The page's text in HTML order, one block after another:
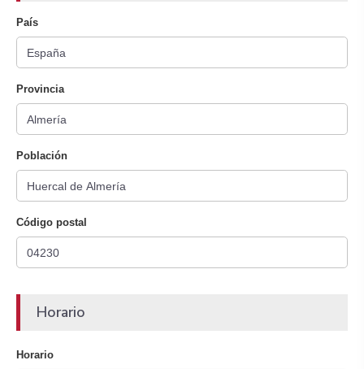
País
Provincia
Población
Código postal
Horario
Horario